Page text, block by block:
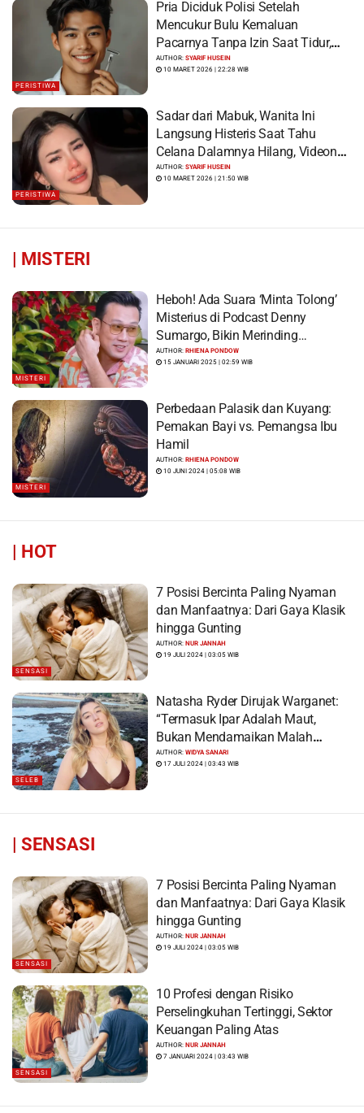
PERISTIWA
Pria Diciduk Polisi Setelah
Mencukur Bulu Kemaluan
Pacarnya Tanpa Izin Saat Tidur,
Korban Syok Saat Terbangun
AUTHOR:SYARIF HUSEIN
10 MARET 2026 | 22:28 WIB
PERISTIWA
Sadar dari Mabuk, Wanita Ini
Langsung Histeris Saat Tahu
Celana Dalamnya Hilang, Videonya
Viral
AUTHOR:SYARIF HUSEIN
10 MARET 2026 | 21:50 WIB
| MISTERI
MISTERI
Heboh! Ada Suara ‘Minta Tolong’
Misterius di Podcast Denny
Sumargo, Bikin Merinding…
AUTHOR:RHIENA PONDOW
15 JANUARI 2025 | 02:59 WIB
MISTERI
Perbedaan Palasik dan Kuyang:
Pemakan Bayi vs. Pemangsa Ibu
Hamil
AUTHOR:RHIENA PONDOW
10 JUNI 2024 | 05:08 WIB
| HOT
SENSASI
7 Posisi Bercinta Paling Nyaman
dan Manfaatnya: Dari Gaya Klasik
hingga Gunting
AUTHOR:NUR JANNAH
19 JULI 2024 | 03:05 WIB
SELEB
Natasha Ryder Dirujak Warganet:
“Termasuk Ipar Adalah Maut,
Bukan Mendamaikan Malah
Menyiram Bensin”
AUTHOR:WIDYA SANARI
17 JULI 2024 | 03:43 WIB
| SENSASI
SENSASI
7 Posisi Bercinta Paling Nyaman
dan Manfaatnya: Dari Gaya Klasik
hingga Gunting
AUTHOR:NUR JANNAH
19 JULI 2024 | 03:05 WIB
SENSASI
10 Profesi dengan Risiko
Perselingkuhan Tertinggi, Sektor
Keuangan Paling Atas
AUTHOR:NUR JANNAH
7 JANUARI 2024 | 03:43 WIB